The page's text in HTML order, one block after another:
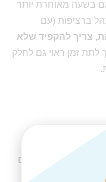
בשעה מאוחרת יותר
תתנהל ברציפות (עם
צריך להקפיד שלא
לתת זמן ראוי גם לחלק
שזו סעודת שבת.
נחלקו לגבי אדם
בברכת המזון